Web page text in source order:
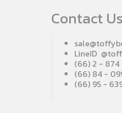
Contact Us
LineID
(66) 2 -
(66) 84 -
(66) 95 -